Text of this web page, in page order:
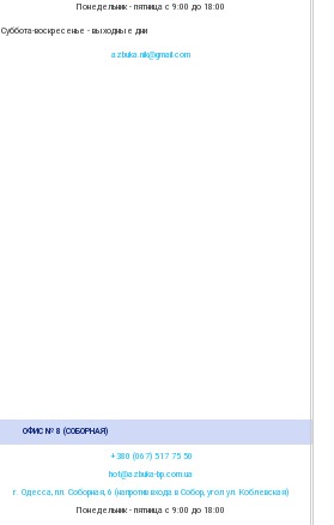
Понедельник - пятница с 9:00 до 18:00
Суббота-воскресенье - выходные дни
azbuka.nik@gmail.com
ОФИС № 8 (СОБОРНАЯ)
+380 (067) 517 75 50
hot@azbuka-bp.com.ua
г. Одесса, пл. Соборная, 6 (напротив входа в Собор, угол ул. Коблевская)
Понедельник - пятница с 9:00 до 18:00